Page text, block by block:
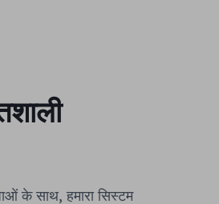
के साथ, हमारा सिस्टम